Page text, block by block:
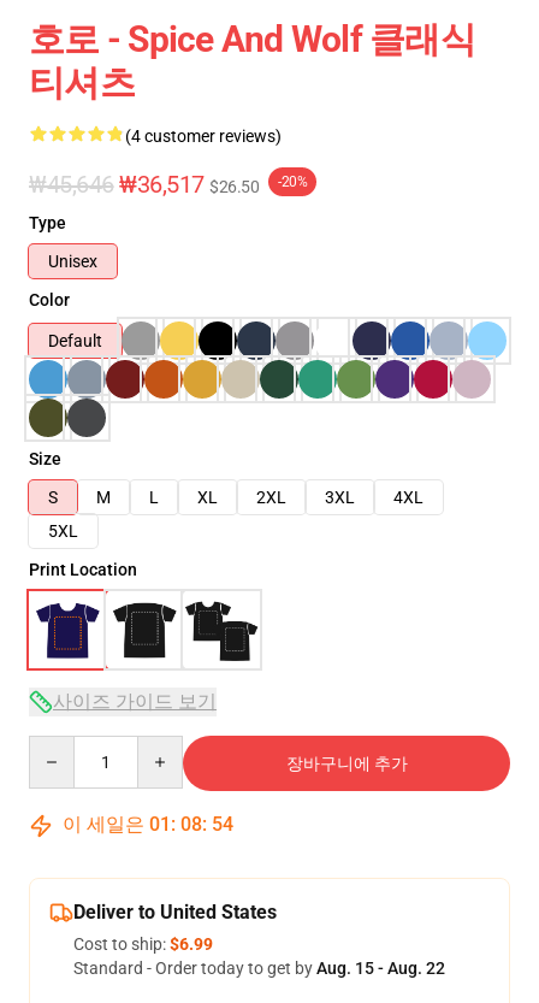
호로 - Spice And Wolf 클래식
티셔츠
(4 customer reviews)
₩45,646₩36,517 $26.50 -20%
Type
Unisex
Color
Default
Size
S
M L XL 2XL 3XL
4XL
5XL
Print Location
사이즈 가이드 보기
장바구니에 추가
이 세일은 01 : 08: 54
Deliver to United States
Cost to ship:$6.99
Standard - Order today to get byAug. 15 - Aug. 22